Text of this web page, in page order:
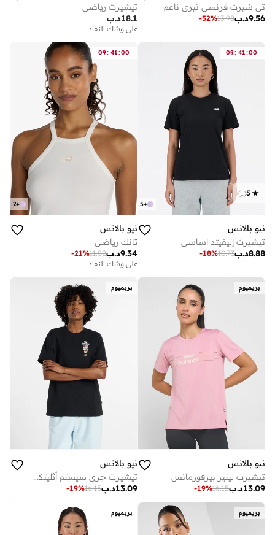
تي شيرت فرنسي تيري ناعم
د.ب9.56
13.98
-32%
تيشيرت رياضي
د.ب18.1
على وشك النفاد
09: 41:00
+
5
5
(
1
)
نيو بالانس
تيشيرت إليفيتد اساسي
د.ب8.88
10.73
-18%
09: 41:00
+
2
نيو بالانس
تانك رياضي
د.ب9.34
11.82
-21%
على وشك النفاد
بريميوم
نيو بالانس
تيشيرت لينير بيرفورمانس
د.ب13.09
16.15
-19%
بريميوم
نيو بالانس
تيشيرت جري سيستم أثليتكس
د.ب13.09
16.15
-19%
بريميوم بريميوم